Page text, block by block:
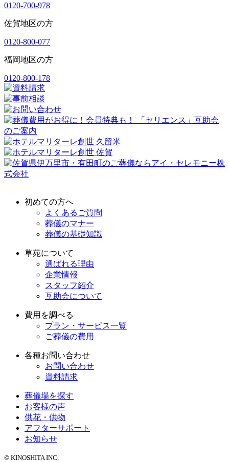
0120-700-978
佐賀地区の方
0120-800-077
福岡地区の方
0120-800-178
初めての方へ
よくあるご質問
葬儀のマナー
葬儀の基礎知識
草苑について
選ばれる理由
企業情報
スタッフ紹介
互助会について
費用を調べる
プラン・サービス一覧
ご葬儀の費用
各種お問い合わせ
お問い合わせ
資料請求
葬儀場を探す
お客様の声
供花・供物
アフターサポート
お知らせ
© KINOSHITA INC.